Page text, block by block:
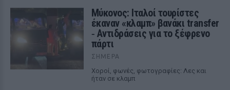
Μύκονος: Ιταλοί τουρίστες
έκαναν «κλαμπ» βανάκι transfer
‑ Αντιδράσεις για το ξέφρενο
πάρτι
ΣΉΜΕΡΑ
Χοροί, φωνές, φωτογραφίες: Λες και
ήταν σε κλαμπ